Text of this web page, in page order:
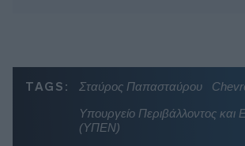
TAGS: Σταύρος Παπασταύρου
Υπουργείο Περιβάλλοντος και
(ΥΠΕΝ)